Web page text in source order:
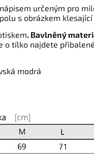
určeným pro
s obrázkem
. Bavlněný
o tílko najdete
modrá